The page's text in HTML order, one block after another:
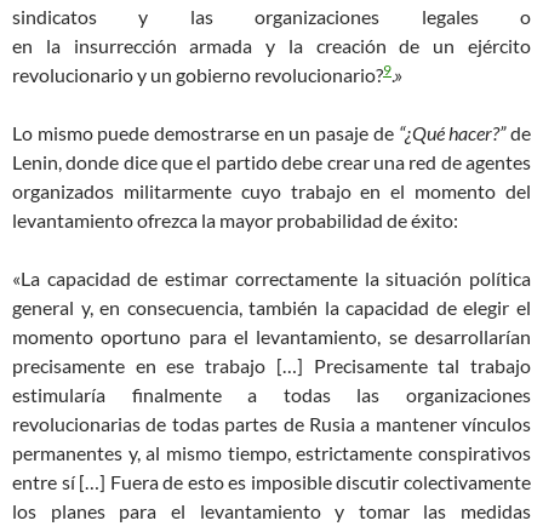
sindicatos y las organizaciones legales o
en la insurrección armada y la creación de un ejército
revolucionario y un gobierno revolucionario?9.»
Lo mismo puede demostrarse en un pasaje de“¿Qué hacer?”de
Lenin, donde dice que el partido debe crear una red de agentes
organizados militarmente cuyo trabajo en el momento del
levantamiento ofrezca la mayor probabilidad de éxito:
«La capacidad de estimar correctamente la situación política
general y, en consecuencia, también la capacidad de elegir el
momento oportuno para el levantamiento, se desarrollarían
precisamente en ese trabajo […] Precisamente tal trabajo
estimularía finalmente a todas las organizaciones
revolucionarias de todas partes de Rusia a mantener vínculos
permanentes y, al mismo tiempo, estrictamente conspirativos
entre sí […] Fuera de esto es imposible discutir colectivamente
los planes para el levantamiento y tomar las medidas